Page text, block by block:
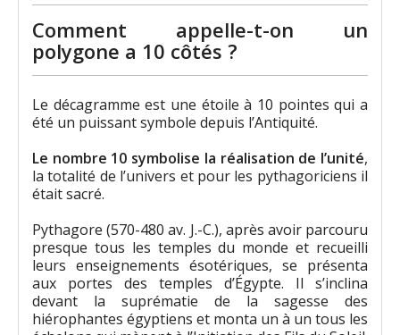
Comment appelle-t-on un
polygone a 10 côtés ?
Le décagramme est une étoile à 10 pointes qui a
été un puissant symbole depuis l’Antiquité.
Le nombre 10 symbolise la réalisation de l’unité,
la totalité de l’univers et pour les pythagoriciens il
était sacré.
Pythagore (570-480 av. J.-C.), après avoir parcouru
presque tous les temples du monde et recueilli
leurs enseignements ésotériques, se présenta
aux portes des temples d’Égypte. Il s’inclina
devant la suprématie de la sagesse des
hiérophantes égyptiens et monta un à un tous les